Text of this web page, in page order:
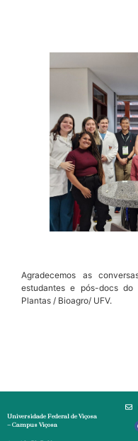
Agradecemos as
estudantes e pós-docs do
Plantas / Bioagro/ UFV.
Universidade Federal de Viçosa
– Campus Viçosa